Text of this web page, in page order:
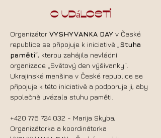
O události
Organizátor VYSHYVANKA DAY v České
republice se připojuje k iniciativě „Stuha
paměti“, kterou zahájila nevládní
organizace „Světový den výšívanky“.
Ukrajinská menšina v České republice se
připojuje k této iniciativě a podporuje ji, aby
společně uvázala stuhu paměti.
+420 775 724 032 - Marija Skyba,
Organizátorka a koordinátorka